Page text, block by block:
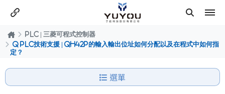
PLC | 三菱可程式控制器
Q PLC技術支援 | QH42P的輸入輸出位址如何分配以及在程式中如何指
定？
選單